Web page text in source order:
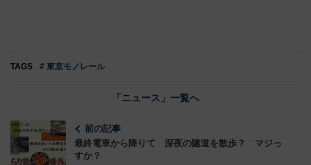
TAGS # 東京モノレール
「ニュース」一覧へ
前の記事
最終電車から降りて 深夜の隧道を散歩？ マジっ
すか？